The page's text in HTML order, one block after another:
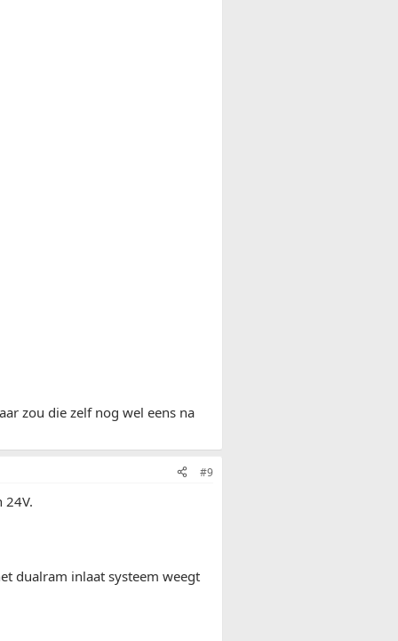
zou die zelf nog wel eens na
#9
24V.
dualram inlaat systeem weegt